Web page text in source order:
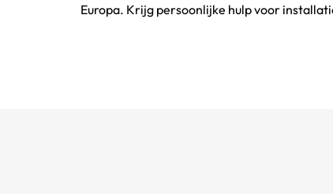
Europa. Krijg persoonlijke hulp voor